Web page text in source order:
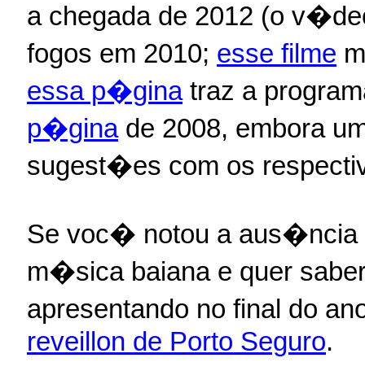
a chegada de 2012 (o
fogos em 2010; esse filme
essa p�ginatraz a
p�ginade 2008, embora
sugest�es com os
Se voc� notou a aus�ncia
m�sica baiana e quer
apresentando no final do
reveillon de Porto Seguro.